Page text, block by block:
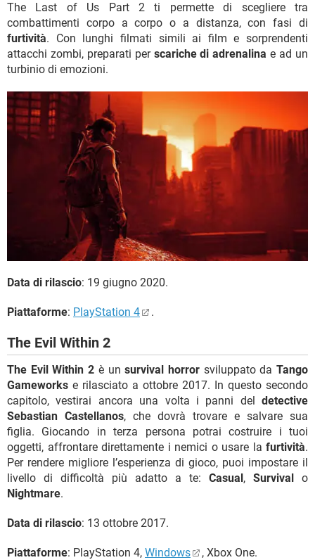
The Last of Us Part 2 ti permette di scegliere tra
combattimenti corpo a corpo o a distanza, con fasi di
furtività. Con lunghi filmati simili ai film e sorprendenti
attacchi zombi, preparati per scariche di adrenalina e ad un
turbinio di emozioni.
Data di rilascio: 19 giugno 2020.
Piattaforme: PlayStation 4 .
The Evil Within 2
The Evil Within 2 è unsurvival horrorsviluppato daTango
Gameworks e rilasciato a ottobre 2017. In questo secondo
capitolo, vestirai ancora una volta i panni del detective
Sebastian Castellanos, che dovrà trovare e salvare sua
figlia. Giocando in terza persona potrai costruire i tuoi
oggetti, affrontare direttamente i nemici o usare la furtività.
Per rendere migliore l’esperienza di gioco, puoi impostare il
livello di difficoltà più adatto a te: Casual, Survival o
Nightmare.
Data di rilascio: 13 ottobre 2017.
Piattaforme: PlayStation 4, ‎ Windows ‎, ‎Xbox One‎.